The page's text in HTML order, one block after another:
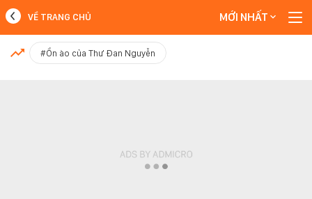
MỚI NHẤT
VỀ TRANG CHỦ MỚI NHẤT
#Ồn ào của Thư Đan Nguyễn